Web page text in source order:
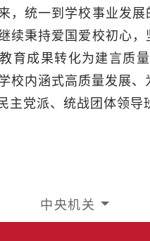
，统一到学校事业发
续秉持爱国爱校初心
育成果转化为建言质
校内涵式高质量发展
主党派、统战团体领导
中央机关